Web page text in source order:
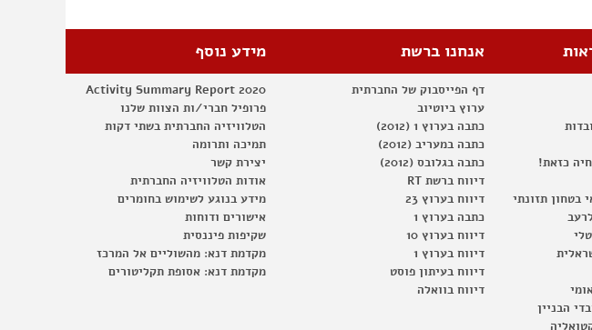
כזאת!
בטחון תזונתי
הבניין
אנחנו ברשת
דף הפייסבוק של החברתית
ערוץ ביוטיוב
כתבה בערוץ 1 (2012)
כתבה במעריב (2012)
כתבה בגלובס (2012)
דיווח ברשת RT
דיווח בערוץ 23
כתבה בערוץ 1
דיווח בערוץ 10
דיווח בערוץ 1
דיווח בעיתון פוסט
דיווח בוואלה
מידע נוסף
Activity Summary Report 2020
פרופיל חברי/ות הצוות שלנו
הטלוויזיה החברתית בשתי דקות
תמיכה ותרומה
יצירת קשר
אודות הטלוויזיה החברתית
מידע בנוגע לשימוש בחומרים
אישורים ודוחות
שקיפות פיננסית
מקדמת דנא: מהשוליים אל המרכז
מקדמת דנא: אסופת תקליטורים